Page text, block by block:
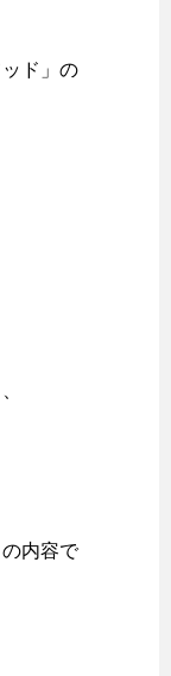
ド」の
内容で